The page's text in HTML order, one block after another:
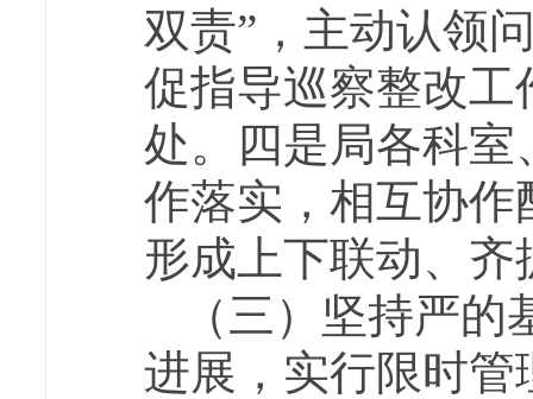
双责”，主动认领
促指导巡察整改
处。四是局各科
作落实，相互协
形成上下联动、
（三）坚持严
进展，实行限时